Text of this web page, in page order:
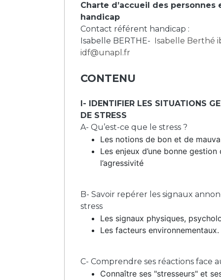
Charte d’accueil des personnes
handicap
Contact référent handicap :
Isabelle BERTHE-
Isabelle Berthé
idf@unapl.fr
CONTENU
I- IDENTIFIER LES SITUATIONS
DE STRESS
A- Qu’est-ce que le stress ?
Les notions de bon et de
Les enjeux d’une bonne
l’agressivité
B- Savoir repérer les signaux
stress
Les signaux physiques,
Les facteurs environnementaux.
C- Comprendre ses réactions face
Connaître ses "stresseurs" et